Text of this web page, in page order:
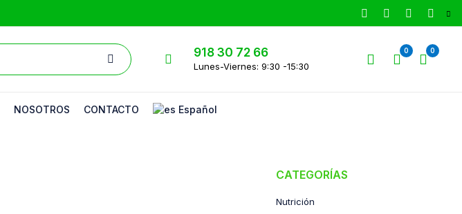
918 30 72 66
Lunes-Viernes: 9:30 -15:30
0 0
NOSOTROS CONTACTO Español
CATEGORÍAS
Nutrición